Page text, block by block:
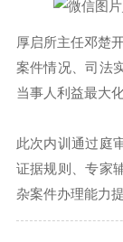
厚启所主任邓楚
案件情况、司法
当事人利益最大
此次内训通过庭
证据规则、专家
杂案件办理能力